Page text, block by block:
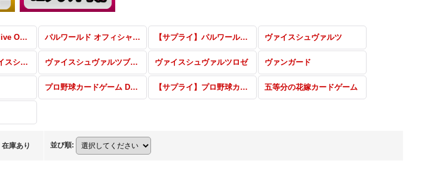
【サプライ】hololive OFFICIAL CARD GAME パルワールド オフィシャルカードゲーム 【サプライ】パルワールド オフィシャルカードゲーム ヴァイスシュヴァルツ
【サプライ】ヴァイスシュヴァルツ ヴァイスシュヴァルツブラウ ヴァイスシュヴァルツロゼ ヴァンガード
プロ野球カードゲーム DREAM ORDER 【サプライ】プロ野球カードゲーム DREAM ORDER 五等分の花嫁カードゲーム
在庫あり 並び順: